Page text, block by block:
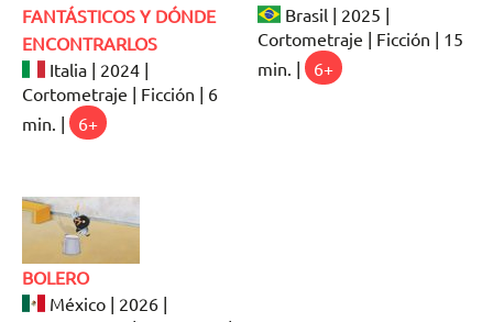
FANTÁSTICOS Y DÓNDE
ENCONTRARLOS
Italia | 2024 |
Cortometraje | Ficción | 6
min. |
6+
Brasil | 2025 |
Cortometraje | Ficción | 15
min. |
6+
BOLERO
México | 2026 |